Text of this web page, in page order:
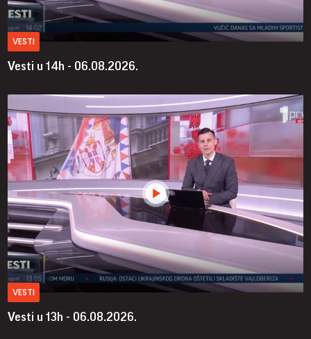
VESTI
Vesti u 14h - 06.08.2026.
VESTI
Vesti u 13h - 06.08.2026.